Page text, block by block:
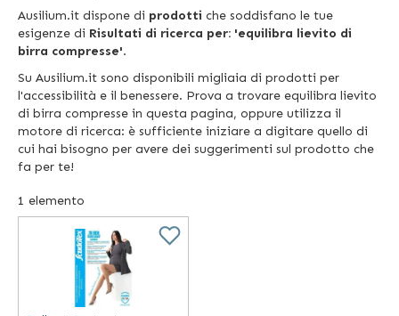
Ausilium.it dispone di prodotti che soddisfano le tue
esigenze di Risultati di ricerca per: 'equilibra lievito di
birra compresse'.
Su Ausilium.it sono disponibili migliaia di prodotti per
l'accessibilità e il benessere. Prova a trovare equilibra lievito
di birra compresse in questa pagina, oppure utilizza il
motore di ricerca: è sufficiente iniziare a digitare quello di
cui hai bisogno per avere dei suggerimenti sul prodotto che
fa per te!
1 elemento